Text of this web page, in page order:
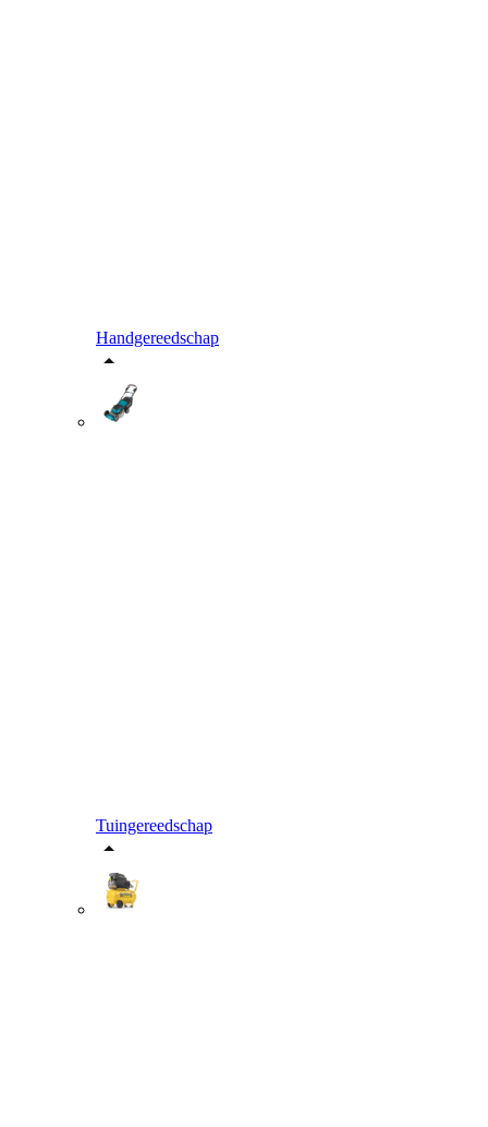
Handgereedschap
Tuingereedschap